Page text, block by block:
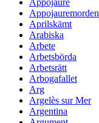
Appojauremorden
Aprilskämt
Arabiska
Arbete
Arbetsbörda
Arbetsrätt
Arbogafallet
Arg
Argelès sur Mer
Argentina